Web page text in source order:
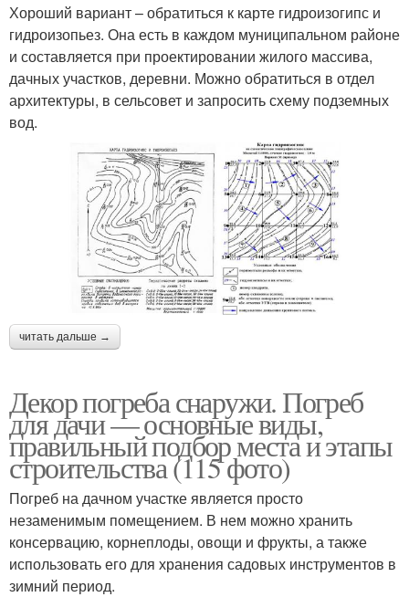
Хороший вариант – обратиться к карте гидроизогипс и
гидроизопьез. Она есть в каждом муниципальном районе
и составляется при проектировании жилого массива,
дачных участков, деревни. Можно обратиться в отдел
архитектуры, в сельсовет и запросить схему подземных
вод.
читать дальше →
Декор погреба снаружи. Погреб
для дачи — основные виды,
правильный подбор места и этапы
строительства (115 фото)
Погреб на дачном участке является просто
незаменимым помещением. В нем можно хранить
консервацию, корнеплоды, овощи и фрукты, а также
использовать его для хранения садовых инструментов в
зимний период.